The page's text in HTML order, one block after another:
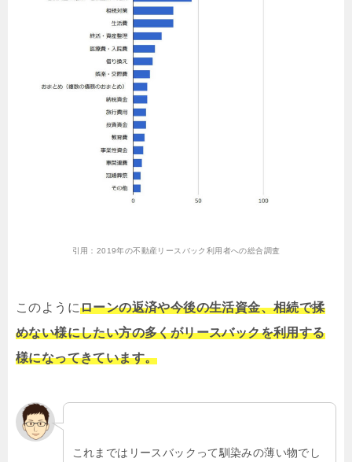
引用： 2019年の不動産リースバック利用者への総合調査
このようにローンの返済や今後の生活資金、相続で揉
めない様にしたい方の多くがリースバックを利用する
様になってきています。
これまではリースバックって馴染みの薄い物でし